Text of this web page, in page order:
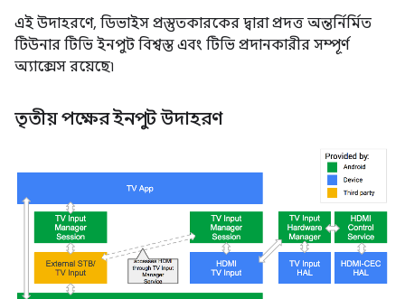
এই উদাহরণে, ডিভাইস প্রস্তুতকারকের দ্বারা প্রদত্ত অন্তর্নির্মিত
টিউনার টিভি ইনপুট বিশ্বস্ত এবং টিভি প্রদানকারীর সম্পূর্ণ
অ্যাক্সেস রয়েছে৷
তৃতীয় পক্ষের ইনপুট উদাহরণ